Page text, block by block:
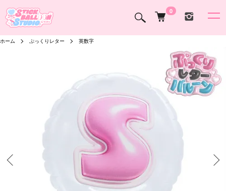
0
ホーム ぷっくりレター 英数字